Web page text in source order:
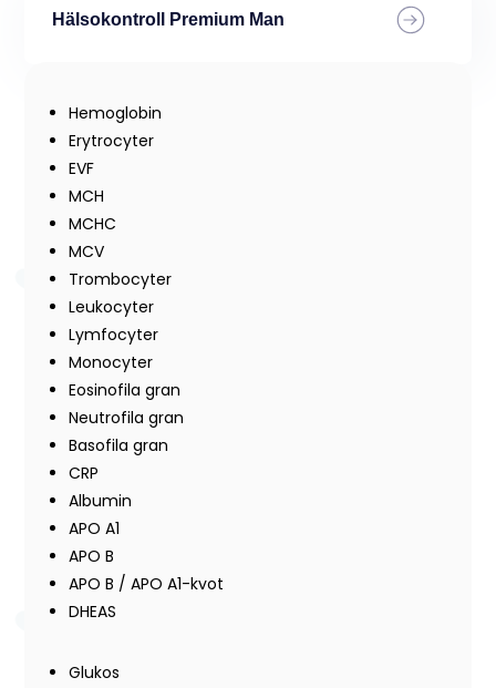
Hälsokontroll Premium Man
Hemoglobin
Erytrocyter
EVF
MCH
MCHC
MCV
Trombocyter
Leukocyter
Lymfocyter
Monocyter
Eosinofila gran
Neutrofila gran
Basofila gran
CRP
Albumin
APO A1
APO B
APO B / APO A1-kvot
DHEAS
Glukos